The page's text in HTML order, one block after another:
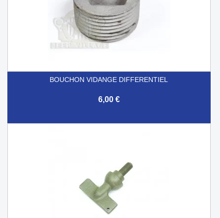
BOUCHON VIDANGE DIFFERENTIEL
6,00 €